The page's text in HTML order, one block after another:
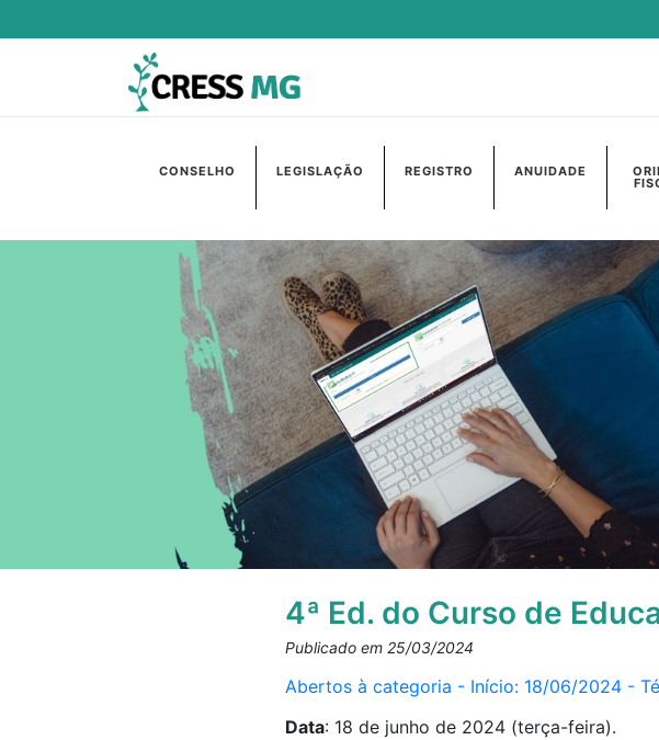
CONSELHO LEGISLAÇÃO REGISTRO ANUIDADE
4ª Ed. do Curso de
Publicado em 25/03/2024
Abertos à categoria - Início: 18/06/2024 -
Data:18 de junho de 2024 (terça-feira).